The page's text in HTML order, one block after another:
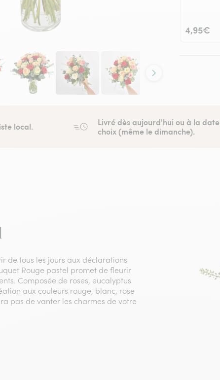
Contenu suivant
4,95€
local.
Livré dès aujourd'hui ou à la
choix (même le dimanche).
de tous les jours aux déclarations
Rouge pastel promet de fleurir
Composée de roses, eucalyptus
aux couleurs rouge, blanc, rose
pas de vanter les charmes de votre